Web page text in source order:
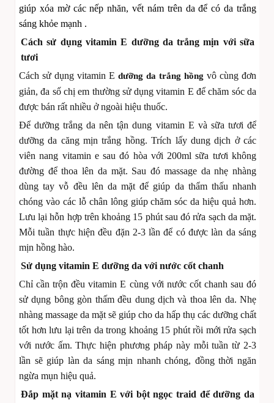
giúp xóa mờ các nếp nhăn, vết nám trên da để có da trắng
sáng khỏe mạnh .
Cách sử dụng vitamin E dưỡng da trắng mịn với sữa
tươi
Cách sử dụng vitamin E dưỡng da trắng hồng vô cùng đơn
giản, đa số chị em thường sử dụng vitamin E để chăm sóc da
được bán rất nhiều ở ngoài hiệu thuốc.
Để dưỡng trắng da nên tận dung vitamin E và sữa tươi để
dưỡng da căng mịn trắng hồng. Trích lấy dung dịch ở các
viên nang vitamin e sau đó hòa với 200ml sữa tươi không
đường để thoa lên da mặt. Sau đó massage da nhẹ nhàng
dùng tay vỗ đều lên da mặt để giúp da thẩm thấu nhanh
chóng vào các lỗ chân lông giúp chăm sóc da hiệu quả hơn.
Lưu lại hỗn hợp trên khoảng 15 phút sau đó rửa sạch da mặt.
Mỗi tuần thực hiện đều đặn 2-3 lần để có được làn da sáng
mịn hồng hào.
Sử dụng vitamin E dưỡng da với nước cốt chanh
Chỉ cần trộn đều vitamin E cùng với nước cốt chanh sau đó
sử dụng bông gòn thấm đều dung dịch và thoa lên da. Nhẹ
nhàng massage da mặt sẽ giúp cho da hấp thụ các dưỡng chất
tốt hơn lưu lại trên da trong khoảng 15 phút rồi mới rửa sạch
với nước ấm. Thực hiện phương pháp này mỗi tuần từ 2-3
lần sẽ giúp làn da sáng mịn nhanh chóng, đồng thời ngăn
ngừa mụn hiệu quả.
Đắp mặt nạ vitamin E với bột ngọc traid để dưỡng da